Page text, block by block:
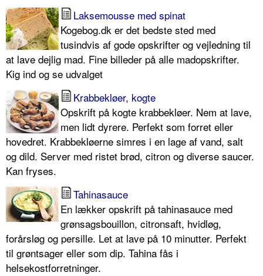
Laksemousse med spinat
Kogebog.dk er det bedste sted med
tusindvis af gode opskrifter og vejledning til
at lave dejlig mad. Fine billeder på alle madopskrifter.
Kig ind og se udvalget
Krabbekløer, kogte
Opskrift på kogte krabbekløer. Nem at lave,
men lidt dyrere. Perfekt som forret eller
hovedret. Krabbekløerne simres i en lage af vand, salt
og dild. Server med ristet brød, citron og diverse saucer.
Kan fryses.
Tahinasauce
En lækker opskrift på tahinasauce med
grønsagsbouillon, citronsaft, hvidløg,
forårsløg og persille. Let at lave på 10 minutter. Perfekt
til grøntsager eller som dip. Tahina fås i
helsekostforretninger.